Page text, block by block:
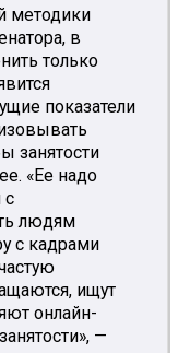
методики
в
только
показатели
занятости
«Ее надо
с
людям
с кадрами
ищут
онлайн-
—